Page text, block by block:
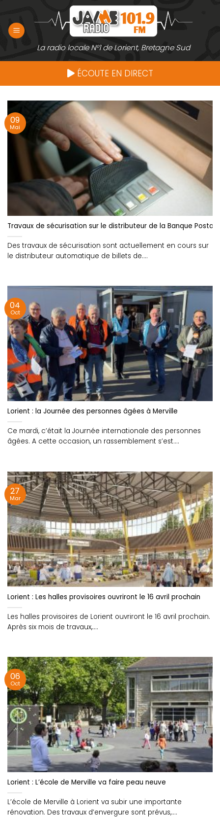
contenu
La radio locale N°1 de Lorient, Bretagne Sud
ÉCOUTE EN DIRECT
Travaux de sécurisation sur le distributeur de la Banque
Des travaux de sécurisation sont actuellement en cours sur
le distributeur automatique de billets de....
09
Mai
Lorient : la Journée des personnes âgées à Merville
Ce mardi, c’était la Journée internationale des personnes
âgées. A cette occasion, un rassemblement s’est....
04
Oct
Lorient : Les halles provisoires ouvriront le 16 avril prochain
Les halles provisoires de Lorient ouvriront le 16 avril prochain.
Après six mois de travaux,....
27
Mar
Lorient : L’école de Merville va faire peau neuve
L’école de Merville à Lorient va subir une importante
rénovation. Des travaux d’envergure sont prévus,....
06
Oct